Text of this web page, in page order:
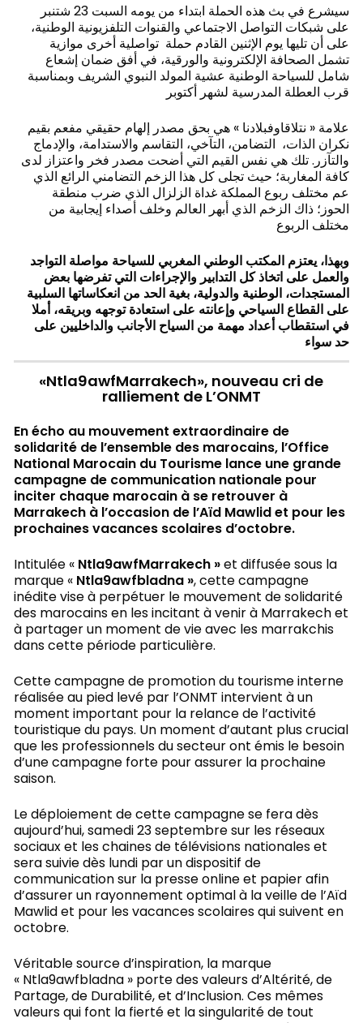
سيشرع في بث هذه الحملة ابتداء من يومه السبت 23 شتنبر
على شبكات التواصل الاجتماعي والقنوات التلفزيونية الوطنية،
على أن تليها يوم الإثنين القادم حملة تواصلية أخرى موازية
تشمل الصحافة الإلكترونية والورقية، في أفق ضمان إشعاع
شامل للسياحة الوطنية عشية المولد النبوي الشريف وبمناسبة
قرب العطلة المدرسية لشهر أكتوبر
علامة « نتلاقاوفبلادنا » هي بحق مصدر إلهام حقيقي مفعم بقيم
نكران الذات، التضامن، التآخي، التقاسم والاستدامة، والإدماج
والتآزر. تلك هي نفس القيم التي أضحت مصدر فخر واعتزاز لدى
كافة المغاربة؛ حيث تجلى كل هذا الزخم التضامني الرائع الذي
عم مختلف ربوع المملكة غداة الزلزال الذي ضرب منطقة
الحوز؛ ذاك الزخم الذي أبهر العالم وخلف أصداء إيجابية من
مختلف الربوع
وبهذا، يعتزم المكتب الوطني المغربي للسياحة مواصلة التواجد
والعمل على اتخاذ كل التدابير والإجراءات التي تفرضها بعض
المستجدات، الوطنية والدولية، بغية الحد من انعكاساتها السلبية
على القطاع السياحي وإعانته على استعادة توجهه وبريقه، أملا
في استقطاب أعداد مهمة من السياح الأجانب والداخليين على
حد سواء
«Ntla9awfMarrakech», nouveau cri de
ralliement de L’ONMT
En écho au mouvement extraordinaire de
solidarité de l’ensemble des marocains, l’Office
National Marocain du Tourisme lance une grande
campagne de communication nationale pour
inciter chaque marocain à se retrouver à
Marrakech à l’occasion de l’Aïd Mawlid et pour les
prochaines vacances scolaires d’octobre.
Intitulée « Ntla9awfMarrakech »et diffusée sous la
marque « Ntla9awfbladna », cette campagne
inédite vise à perpétuer le mouvement de solidarité
des marocains en les incitant à venir à Marrakech et
à partager un moment de vie avec les marrakchis
dans cette période particulière.
Cette campagne de promotion du tourisme interne
réalisée au pied levé par l’ONMT intervient à un
moment important pour la relance de l’activité
touristique du pays. Un moment d’autant plus crucial
que les professionnels du secteur ont émis le besoin
d’une campagne forte pour assurer la prochaine
saison.
Le déploiement de cette campagne se fera dès
aujourd’hui, samedi 23 septembre sur les réseaux
sociaux et les chaines de télévisions nationales et
sera suivie dès lundi par un dispositif de
communication sur la presse online et papier afin
d’assurer un rayonnement optimal à la veille de l’Aïd
Mawlid et pour les vacances scolaires qui suivent en
octobre.
Véritable source d’inspiration, la marque
« Ntla9awfbladna » porte des valeurs d’Altérité, de
Partage, de Durabilité, et d’Inclusion. Ces mêmes
valeurs qui font la fierté et la singularité de tout